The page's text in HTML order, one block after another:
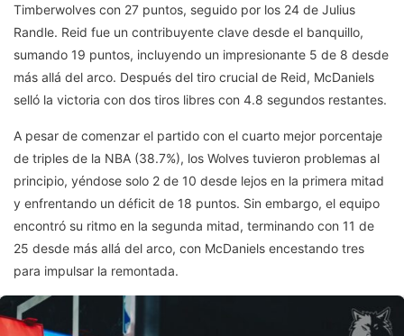
Timberwolves con 27 puntos, seguido por los 24 de Julius
Randle. Reid fue un contribuyente clave desde el banquillo,
sumando 19 puntos, incluyendo un impresionante 5 de 8 desde
más allá del arco. Después del tiro crucial de Reid, McDaniels
selló la victoria con dos tiros libres con 4.8 segundos restantes.
A pesar de comenzar el partido con el cuarto mejor porcentaje
de triples de la NBA (38.7%), los Wolves tuvieron problemas al
principio, yéndose solo 2 de 10 desde lejos en la primera mitad
y enfrentando un déficit de 18 puntos. Sin embargo, el equipo
encontró su ritmo en la segunda mitad, terminando con 11 de
25 desde más allá del arco, con McDaniels encestando tres
para impulsar la remontada.